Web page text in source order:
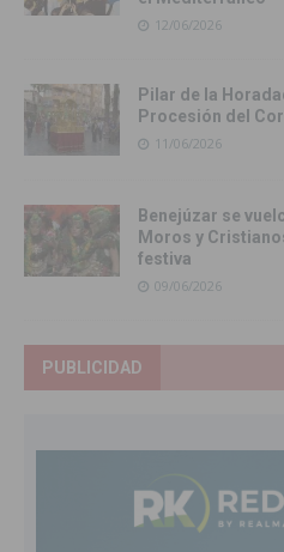
12/06/2026
Pilar de la
Procesión del
11/06/2026
Benejúzar se
Moros y
festiva
09/06/2026
PUBLICIDAD